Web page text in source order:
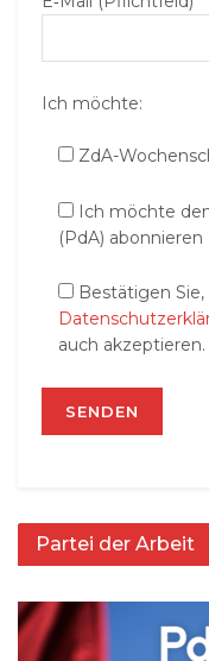
Ich möchte:
ZdA-
Ich möchte
(PdA) abonnieren
Bestätigen Sie,
auch akzeptieren.
Partei der Arbeit